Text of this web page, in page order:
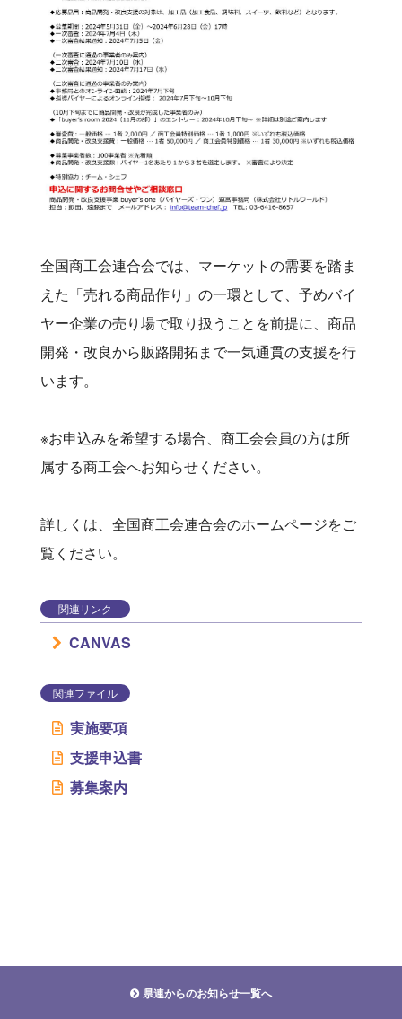
全国商工会連合会では、マーケットの需要を踏ま
えた「売れる商品作り」の一環として、予めバイ
ヤー企業の売り場で取り扱うことを前提に、商品
開発・改良から販路開拓まで一気通貫の支援を行
います。
※お申込みを希望する場合、商工会会員の方は所
属する商工会へお知らせください。
詳しくは、全国商工会連合会のホームページをご
覧ください。
関連リンク
CANVAS
関連ファイル
実施要項
支援申込書
募集案内
県連からのお知らせ一覧へ